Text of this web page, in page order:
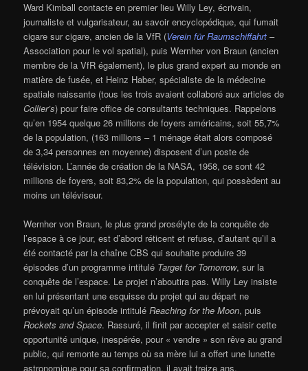
Ward Kimball contacte en premier lieu Willy Ley, écrivain,
journaliste et vulgarisateur, au savoir encyclopédique, qui fumait
cigare sur cigare, ancien de la VfR (Verein für Raumschiffahrt –
Association pour le vol spatial), puis Wernher von Braun (ancien
membre de la VfR également), le plus grand expert au monde en
matière de fusée, et Heinz Haber, spécialiste de la médecine
spatiale naissante (tous les trois avaient collaboré aux articles de
Collier’s) pour faire office de consultants techniques. Rappelons
qu’en 1954 quelque 26 millions de foyers américains, soit 55,7%
de la population, (163 millions – 1 ménage était alors composé
de 3,34 personnes en moyenne) disposent d’un poste de
télévision. L’année de création de la NASA, 1958, ce sont 42
millions de foyers, soit 83,2% de la population, qui possèdent au
moins un téléviseur.
Wernher von Braun, le plus grand prosélyte de la conquête de
l’espace à ce jour, est d’abord réticent et refuse, d’autant qu’il a
été contacté par la chaîne CBS qui souhaite produire 39
épisodes d’un programme intitulé Target for Tomorrow, sur la
conquête de l’espace. Le projet n’aboutira pas. Willy Ley insiste
en lui présentant une esquisse du projet qui au départ ne
prévoyait qu’un épisode intituléReaching for the Moon, puis
Rockets and Space. Rassuré, il finit par accepter et saisir cette
opportunité unique, inespérée, pour « vendre » son rêve au grand
public, qui remonte au temps où sa mère lui a offert une lunette
astronomique pour sa confirmation, il avait treize ans.